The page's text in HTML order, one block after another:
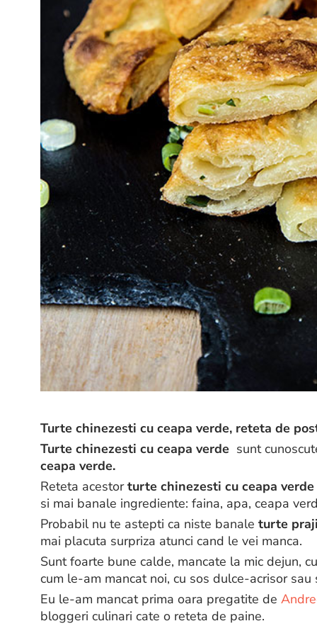
Turte chinezesti cu ceapa verde, reteta de
Turte chinezesti cu ceapa verde sunt
ceapa verde.
Reteta acestorturte chinezesti cu ceapa verde
si mai banale ingrediente: faina, apa, ceapa
Probabil nu te astepti ca niste banale turte
mai placuta surpriza atunci cand le vei manca.
Sunt foarte bune calde, mancate la mic dejun,
cum le-am mancat noi, cu sos dulce-acrisor sau
Eu le-am mancat prima oara pregatite de
bloggeri culinari cate o reteta de paine.